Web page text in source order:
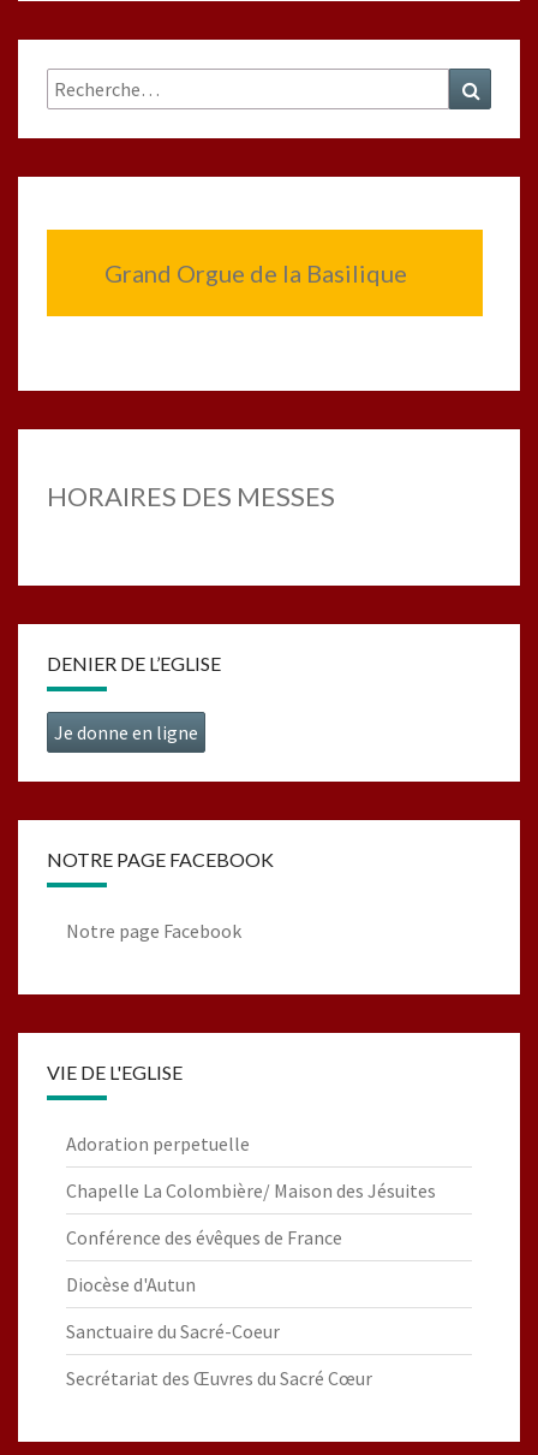
Rechercher :
Grand Orgue de la Basilique
HORAIRES DES MESSES
DENIER DE L’EGLISE
Je donne en ligne
NOTRE PAGE FACEBOOK
Notre page Facebook
VIE DE L'EGLISE
Adoration perpetuelle
Chapelle La Colombière/ Maison des Jésuites
Conférence des évêques de France
Diocèse d'Autun
Sanctuaire du Sacré-Coeur
Secrétariat des Œuvres du Sacré Cœur